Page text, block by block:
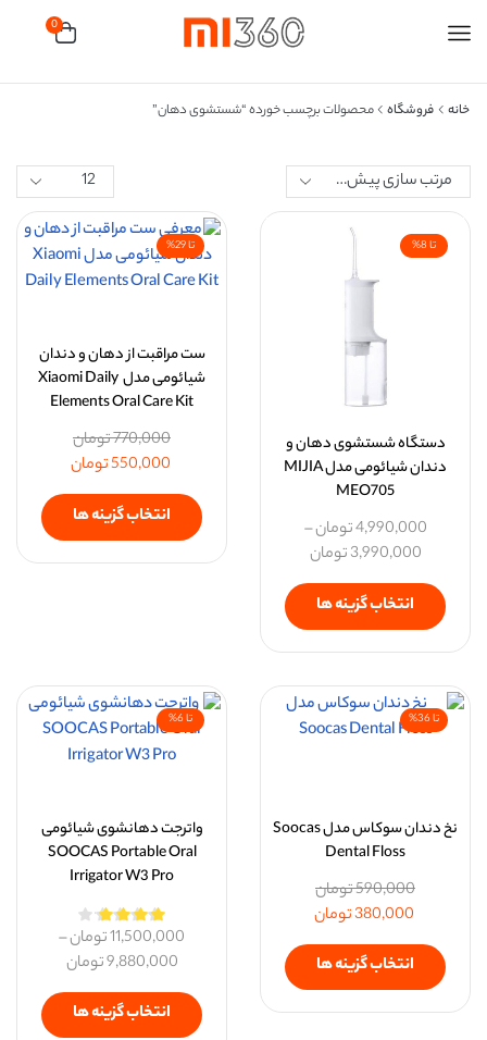
0
خانه فروشگاه محصولات برچسب خورده “شستشوی دهان”
تا 8%
دستگاه شستشوی دهان و
دندان شیائومی مدل MIJIA
MEO705
4,990,000تومان–
3,990,000تومان
انتخاب گزینه ها
تا 29%
ست مراقبت از دهان و دندان
شیائومی مدل Xiaomi Daily
Elements Oral Care Kit
770,000تومان
550,000تومان
انتخاب گزینه ها
تا 36%
نخ دندان سوکاس مدل Soocas
Dental Floss
590,000تومان
380,000تومان
انتخاب گزینه ها
تا 6%
واترجت دهانشوی شیائومی
SOOCAS Portable Oral
Irrigator W3 Pro
11,500,000تومان–
9,880,000تومان
انتخاب گزینه ها